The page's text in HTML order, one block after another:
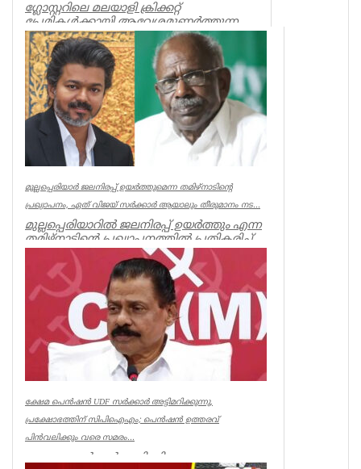
ഗ്ലോസ്റ്ററിലെ മലയാളി ക്രിക്കറ്റ്
പ്രേമികള്‍ക്കായി ആവേശമുണര്‍ത്തുന്ന
'ഇന്‍ഫിനിറ്റി കപ്പ് - സീസണ്‍ 3'...
Associations
മുല്ലപ്പെരിയാർ ജലനിരപ്പ് ഉയർത്തുമെന്ന തമിഴ്നാടിന്റെ
പ്രഖ്യാപനം, ഏത് വിജയ് സർക്കാർ ആയാലും തീരുമാനം നട...
മുല്ലപ്പെരിയാറിൽ ജലനിരപ്പ് ഉയർത്തും എന്ന
തമിഴ്നാടിന്റെ പ്രഖ്യാപനത്തിൽ പ്രതികരിച്ച്
മുൻമന്ത്രി എം എം...
Kerala
ക്ഷേമ പെൻഷൻ UDF സർക്കാർ അട്ടിമറിക്കുന്നു,
പ്രക്ഷോഭത്തിന് സിപിഐഎം; പെൻഷൻ ഉത്തരവ്
പിൻവലിക്കും വരെ സമരം...
ക്ഷേമ പെൻഷൻ അട്ടിമറിക്കാനുള്ള ബോധ